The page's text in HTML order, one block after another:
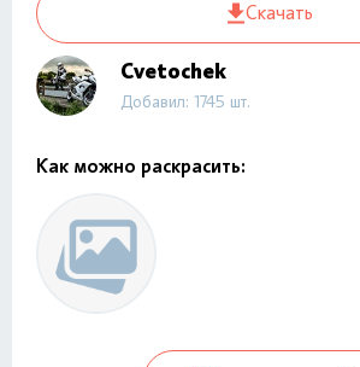
Скачать
Cvetochek
Добавил: 1745 шт.
Как можно раскрасить: